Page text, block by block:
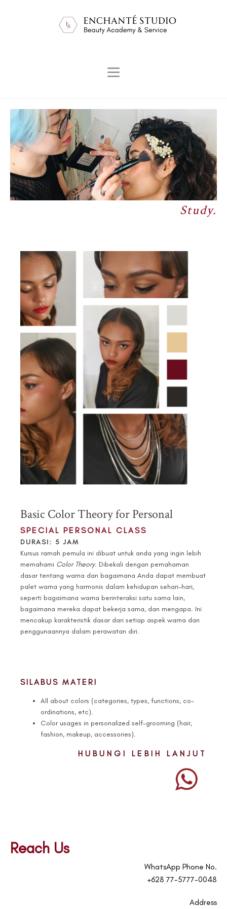
Study.
Basic Color Theory for Personal
SPECIAL PERSONAL CLASS
DURASI: 5 JAM
Kursus ramah pemula ini dibuat untuk anda yang ingin lebih
memahami Color Theory. Dibekali dengan pemahaman
dasar tentang warna dan bagaimana Anda dapat membuat
palet warna yang harmonis dalam kehidupan sehari-hari,
seperti bagaimana warna berinteraksi satu sama lain,
bagaimana mereka dapat bekerja sama, dan mengapa. Ini
mencakup karakteristik dasar dari setiap aspek warna dan
penggunaannya dalam perawatan diri.
SILABUS MATERI
All about colors (categories, types, functions, co-
ordinations, etc).
Color usages in personalized self-grooming (hair,
fashion, makeup, accessories).
HUBUNGI LEBIH LANJUT
Reach Us
WhatsApp Phone No.
+628 77-5777-0048
Address